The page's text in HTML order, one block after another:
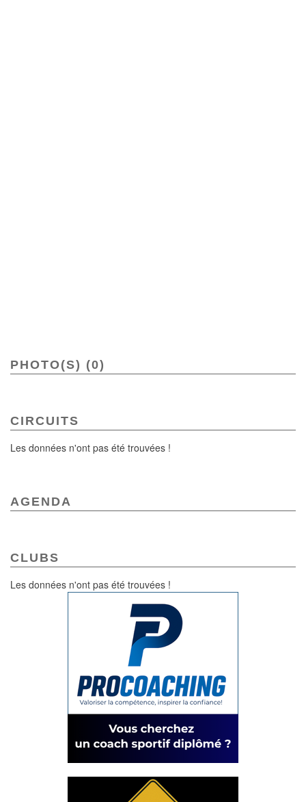
PHOTO(S) (0)
CIRCUITS
Les données n'ont pas été trouvées !
AGENDA
CLUBS
Les données n'ont pas été trouvées !